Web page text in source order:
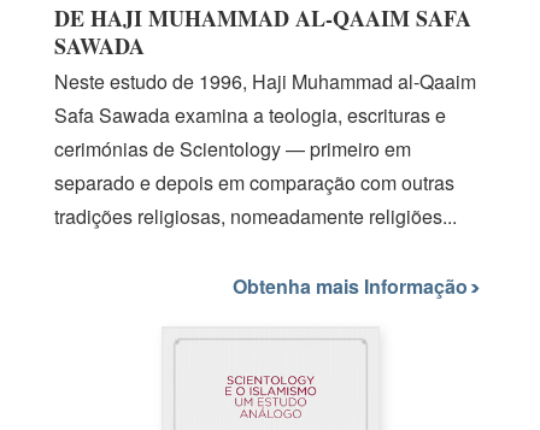
DE HAJI MUHAMMAD AL‑QAAIM SAFA
SAWADA
Neste estudode 1996, Haji Muhammad al-Qaaim
Safa Sawada examina a teologia, escrituras e
cerimónias de Scientology — primeiro em
separado e depois em comparação com outras
tradições religiosas, nomeadamente religiões...
Obtenha mais Informação